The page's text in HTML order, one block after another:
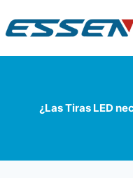
¿Las Tiras LED